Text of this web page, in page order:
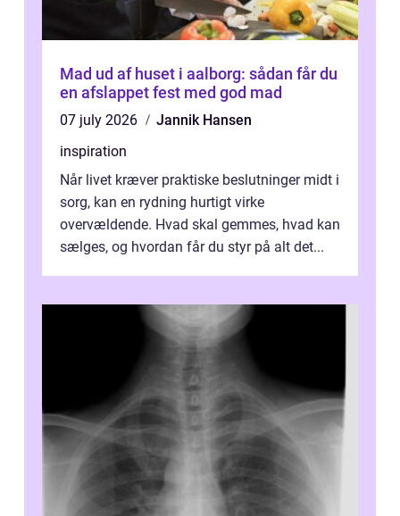
Mad ud af huset i aalborg: sådan får du
en afslappet fest med god mad
07 july 2026
Jannik Hansen
inspiration
Når livet kræver praktiske beslutninger midt i
sorg, kan en rydning hurtigt virke
overvældende. Hvad skal gemmes, hvad kan
sælges, og hvordan får du styr på alt det...